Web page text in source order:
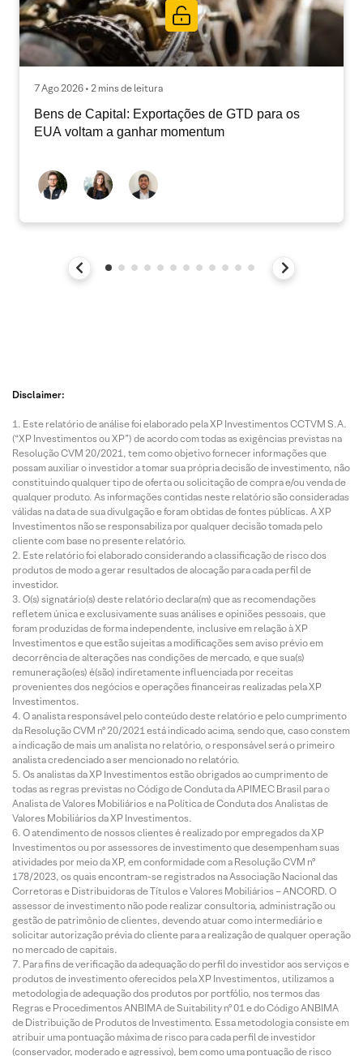
7 Ago 2026 • 2 mins de leitura
Bens de Capital: Exportações de GTD para os
EUA voltam a ganhar momentum
Disclaimer:
Este relatório de análise foi elaborado pela XP Investimentos CCTVM S.A.
(“XP Investimentos ou XP”) de acordo com todas as exigências previstas na
Resolução CVM 20/2021, tem como objetivo fornecer informações que
possam auxiliar o investidor a tomar sua própria decisão de investimento, não
constituindo qualquer tipo de oferta ou solicitação de compra e/ou venda de
qualquer produto. As informações contidas neste relatório são consideradas
válidas na data de sua divulgação e foram obtidas de fontes públicas. A XP
Investimentos não se responsabiliza por qualquer decisão tomada pelo
cliente com base no presente relatório.
Este relatório foi elaborado considerando a classificação de risco dos
produtos de modo a gerar resultados de alocação para cada perfil de
investidor.
O(s) signatário(s) deste relatório declara(m) que as recomendações
refletem única e exclusivamente suas análises e opiniões pessoais, que
foram produzidas de forma independente, inclusive em relação à XP
Investimentos e que estão sujeitas a modificações sem aviso prévio em
decorrência de alterações nas condições de mercado, e que sua(s)
remuneração(es) é(são) indiretamente influenciada por receitas
provenientes dos negócios e operações financeiras realizadas pela XP
Investimentos.
O analista responsável pelo conteúdo deste relatório e pelo cumprimento
da Resolução CVM nº 20/2021 está indicado acima, sendo que, caso constem
a indicação de mais um analista no relatório, o responsável será o primeiro
analista credenciado a ser mencionado no relatório.
Os analistas da XP Investimentos estão obrigados ao cumprimento de
todas as regras previstas no Código de Conduta da APIMEC Brasil para o
Analista de Valores Mobiliários e na Política de Conduta dos Analistas de
Valores Mobiliários da XP Investimentos.
O atendimento de nossos clientes é realizado por empregados da XP
Investimentos ou por assessores de investimento que desempenham suas
atividades por meio da XP, em conformidade com a Resolução CVM nº
178/2023, os quais encontram-se registrados na Associação Nacional das
Corretoras e Distribuidoras de Títulos e Valores Mobiliários – ANCORD. O
assessor de investimento não pode realizar consultoria, administração ou
gestão de patrimônio de clientes, devendo atuar como intermediário e
solicitar autorização prévia do cliente para a realização de qualquer operação
no mercado de capitais.
Para fins de verificação da adequação do perfil do investidor aos serviços e
produtos de investimento oferecidos pela XP Investimentos, utilizamos a
metodologia de adequação dos produtos por portfólio, nos termos das
Regras e Procedimentos ANBIMA de Suitability nº 01 e do Código ANBIMA
de Distribuição de Produtos de Investimento. Essa metodologia consiste em
atribuir uma pontuação máxima de risco para cada perfil de investidor
(conservador, moderado e agressivo), bem como uma pontuação de risco